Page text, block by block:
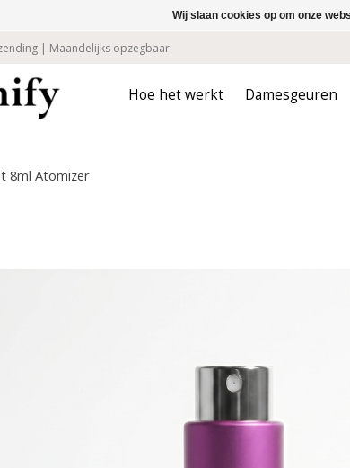
| Maandelijks opzegbaar
Hoe het werkt Damesgeuren
8ml Atomizer
Wij slaan cookies op om onze